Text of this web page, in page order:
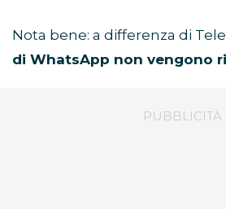
Nota bene: a differenza di
di WhatsApp non vengono